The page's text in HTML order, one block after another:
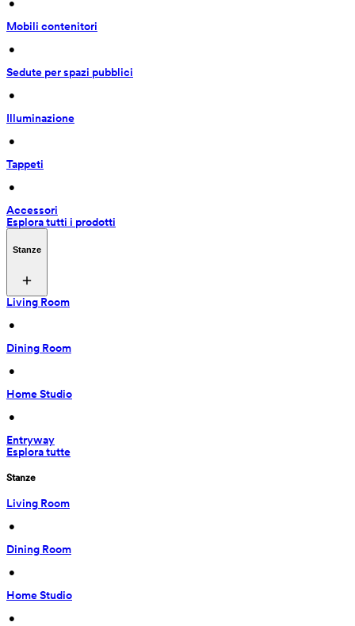
•
Mobili contenitori
•
Sedute per spazi pubblici
•
Illuminazione
•
Tappeti
•
Accessori
Esplora tutti i prodotti
Stanze
Living Room
•
Dining Room
•
Home Studio
•
Entryway
Esplora tutte
Stanze
Living Room
•
Dining Room
•
Home Studio
•